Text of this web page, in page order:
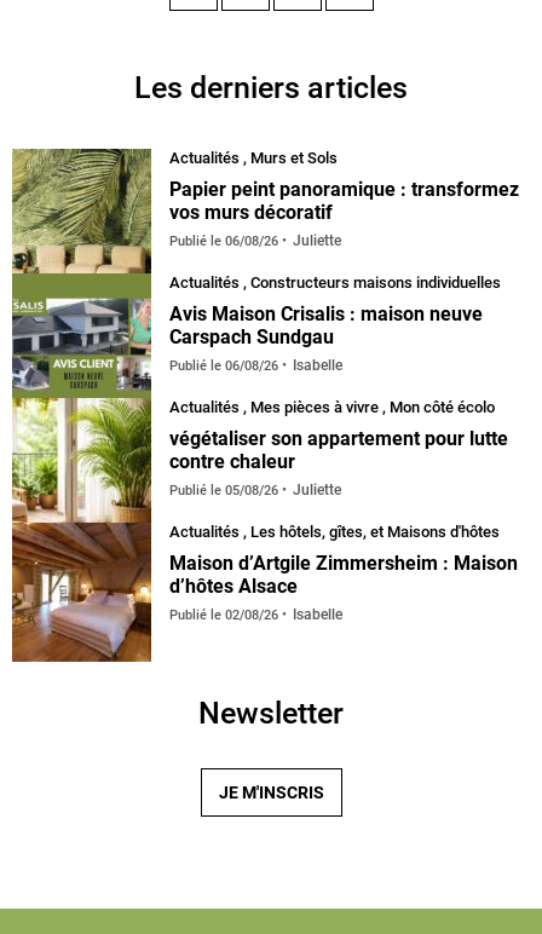
Les derniers articles
Actualités , Murs et Sols
Papier peint panoramique : transformez
vos murs décoratif
Publié le 06/08/26 Juliette
Actualités , Constructeurs maisons individuelles
Avis Maison Crisalis : maison neuve
Carspach Sundgau
Publié le 06/08/26 Isabelle
Actualités , Mes pièces à vivre , Mon côté écolo
végétaliser son appartement pour lutte
contre chaleur
Publié le 05/08/26 Juliette
Actualités , Les hôtels, gîtes, et Maisons d'hôtes
Maison d’Artgile Zimmersheim : Maison
d’hôtes Alsace
Publié le 02/08/26 Isabelle
Newsletter
JE M'INSCRIS